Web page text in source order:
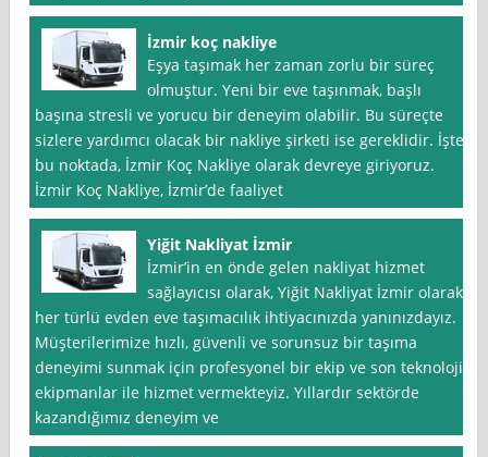
İzmir koç nakliye
Eşya taşımak her zaman zorlu bir süreç
olmuştur. Yeni bir eve taşınmak, başlı
başına stresli ve yorucu bir deneyim olabilir. Bu süreçte
sizlere yardımcı olacak bir nakliye şirketi ise gereklidir. İşte
bu noktada, İzmir Koç Nakliye olarak devreye giriyoruz.
İzmir Koç Nakliye, İzmir’de faaliyet
Yiğit Nakliyat İzmir
İzmir’in en önde gelen nakliyat hizmet
sağlayıcısı olarak, Yiğit Nakliyat İzmir olarak
her türlü evden eve taşımacılık ihtiyacınızda yanınızdayız.
Müşterilerimize hızlı, güvenli ve sorunsuz bir taşıma
deneyimi sunmak için profesyonel bir ekip ve son teknoloji
ekipmanlar ile hizmet vermekteyiz. Yıllardır sektörde
kazandığımız deneyim ve